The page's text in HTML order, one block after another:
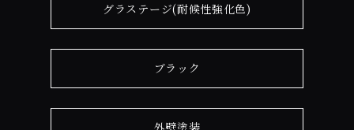
グラステージ(耐候性強化色)
ブラック